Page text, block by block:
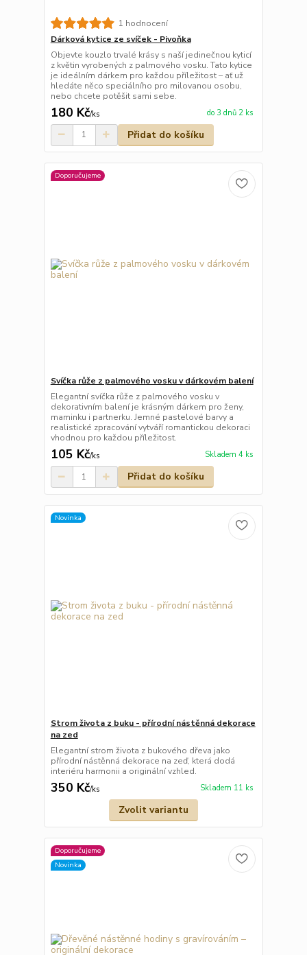
1 hodnocení
Dárková kytice ze svíček - Pivoňka
Objevte kouzlo trvalé krásy s naší jedinečnou kyticí
z květin vyrobených z palmového vosku. Tato kytice
je ideálním dárkem pro každou příležitost – ať už
hledáte něco speciálního pro milovanou osobu,
nebo chcete potěšit sami sebe.
180 Kč/ks do 3 dnů 2 ks
Přidat do košíku
Doporučujeme
Svíčka růže z palmového vosku v dárkovém balení
Elegantní svíčka růže z palmového vosku v
dekorativním balení je krásným dárkem pro ženy,
maminku i partnerku. Jemné pastelové barvy a
realistické zpracování vytváří romantickou dekoraci
vhodnou pro každou příležitost.
105 Kč/ks Skladem 4 ks
Přidat do košíku
Novinka
Strom života z buku - přírodní nástěnná dekorace
na zed
Elegantní strom života z bukového dřeva jako
přírodní nástěnná dekorace na zeď, která dodá
interiéru harmonii a originální vzhled.
350 Kč/ks Skladem 11 ks
Zvolit variantu
Doporučujeme
Novinka